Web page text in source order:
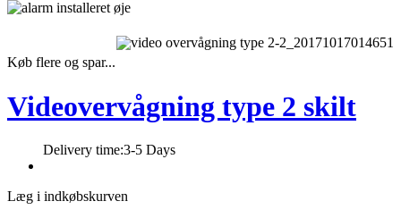
Køb flere og spar...
Videovervågning type 2 skilt
Delivery time:3-5 Days
Læg i indkøbskurven